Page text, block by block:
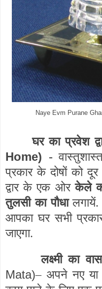
Naye Evm Purane
घर का प्रवेश
Home) -
प्रकार के दोषों को
द्वार के एक ओरकेले
तुलसी का पौधालगायें.
आपका घर सभी
जाएगा.
लक्ष्मी का वास
Mata)– अपने नए या